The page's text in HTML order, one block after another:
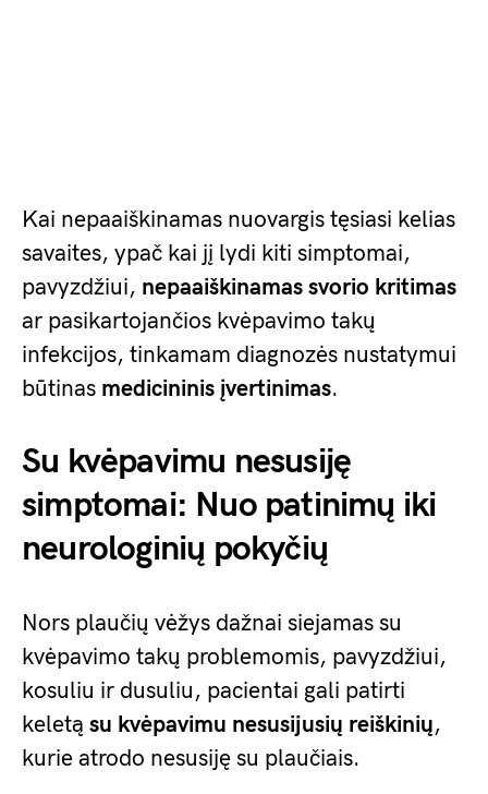
Kai nepaaiškinamas nuovargis tęsiasi kelias
savaites, ypač kai jį lydi kiti simptomai,
pavyzdžiui, nepaaiškinamas svorio kritimas
ar pasikartojančios kvėpavimo takų
infekcijos, tinkamam diagnozės nustatymui
būtinas medicininis įvertinimas.
Su kvėpavimu nesusiję
simptomai: Nuo patinimų iki
neurologinių pokyčių
Nors plaučių vėžys dažnai siejamas su
kvėpavimo takų problemomis, pavyzdžiui,
kosuliu ir dusuliu, pacientai gali patirti
keletą su kvėpavimu nesusijusių reiškinių,
kurie atrodo nesusiję su plaučiais.